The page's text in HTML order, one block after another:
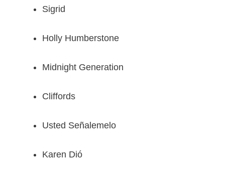
Sigrid
Holly Humberstone
Midnight Generation
Cliffords
Usted Señalemelo
Karen Dió